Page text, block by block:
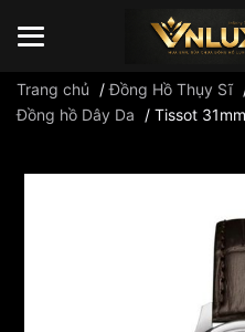
Trang chủ /Đồng Hồ Thụy Sĩ
Đồng hồ Dây Da
/ Tissot